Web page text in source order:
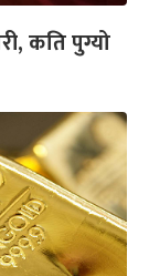
कति पुग्यो